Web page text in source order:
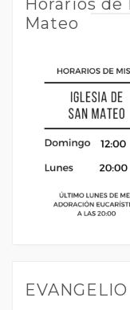
Horarios de
Mateo